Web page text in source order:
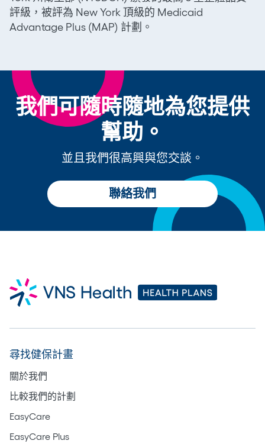
評級，被評為 New York 頂級的 Medicaid
Advantage Plus (MAP) 計劃。
我們可隨時隨地為您提供
幫助。
並且我們很高興與您交談。
聯絡我們
尋找健保計畫
關於我們
比較我們的計劃
EasyCare
EasyCare Plus